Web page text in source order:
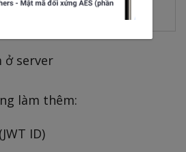
XSS)
ở server
làm thêm:
ID)